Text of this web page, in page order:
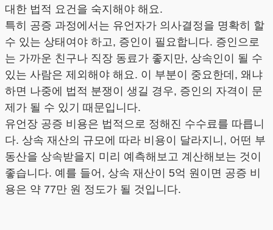
대한 법적 요건을 숙지해야 해요.
특히 공증 과정에서는 유언자가 의사결정을 명확히 할
수 있는 상태여야 하고, 증인이 필요합니다. 증인으로
는 가까운 친구나 직장 동료가 좋지만, 상속인이 될 수
있는 사람은 제외해야 해요. 이 부분이 중요한데, 왜냐
하면 나중에 법적 분쟁이 생길 경우, 증인의 자격이 문
제가 될 수 있기 때문입니다.
유언장 공증 비용은 법적으로 정해진 수수료를 따릅니
다. 상속 재산의 규모에 따라 비용이 달라지니, 어떤 부
동산을 상속받을지 미리 예측해보고 계산해보는 것이
좋습니다. 예를 들어, 상속 재산이 5억 원이면 공증 비
용은 약 77만 원 정도가 될 것입니다.